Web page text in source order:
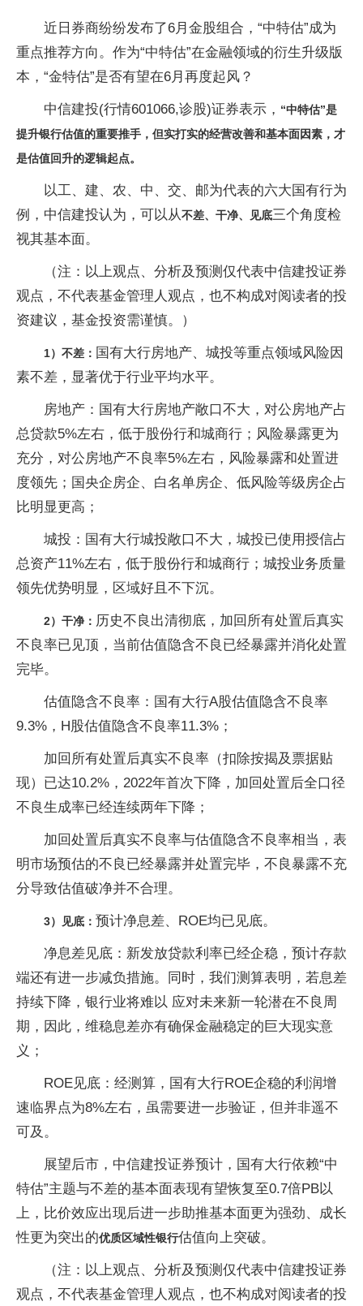
近日券商纷纷发布了6月金股组合，“中特估”成为
重点推荐方向。作为“中特估”在金融领域的衍生升级版
本，“金特估”是否有望在6月再度起风？
中信建投(行情601066,诊股)证券表示， “中特估”是
提升银行估值的重要推手，但实打实的经营改善和基本面因素，才
是估值回升的逻辑起点。
以工、建、农、中、交、邮为代表的六大国有行为
例，中信建投认为，可以从不差、干净、见底三个角度检
视其基本面。
（注：以上观点、分析及预测仅代表中信建投证券
观点，不代表基金管理人观点，也不构成对阅读者的投
资建议，基金投资需谨慎。）
1）不差： 国有大行房地产、城投等重点领域风险因
素不差，显著优于行业平均水平。
房地产：国有大行房地产敞口不大，对公房地产占
总贷款5%左右，低于股份行和城商行；风险暴露更为
充分，对公房地产不良率5%左右，风险暴露和处置进
度领先；国央企房企、白名单房企、低风险等级房企占
比明显更高；
城投：国有大行城投敞口不大，城投已使用授信占
总资产11%左右，低于股份行和城商行；城投业务质量
领先优势明显，区域好且不下沉。
2）干净： 历史不良出清彻底，加回所有处置后真实
不良率已见顶，当前估值隐含不良已经暴露并消化处置
完毕。
估值隐含不良率：国有大行A股估值隐含不良率
9.3%，H股估值隐含不良率11.3%；
加回所有处置后真实不良率（扣除按揭及票据贴
现）已达10.2%，2022年首次下降，加回处置后全口径
不良生成率已经连续两年下降；
加回处置后真实不良率与估值隐含不良率相当，表
明市场预估的不良已经暴露并处置完毕，不良暴露不充
分导致估值破净并不合理。
3） 见底： 预计净息差、ROE均已见底。
净息差见底：新发放贷款利率已经企稳，预计存款
端还有进一步减负措施。同时，我们测算表明，若息差
持续下降，银行业将难以 应对未来新一轮潜在不良周
期，因此，维稳息差亦有确保金融稳定的巨大现实意
义；
ROE见底：经测算，国有大行ROE企稳的利润增
速临界点为8%左右，虽需要进一步验证，但并非遥不
可及。
展望后市，中信建投证券预计，国有大行依赖“中
特估”主题与不差的基本面表现有望恢复至0.7倍PB以
上，比价效应出现后进一步助推基本面更为强劲、成长
性更为突出的优质区域性银行估值向上突破。
（注：以上观点、分析及预测仅代表中信建投证券
观点，不代表基金管理人观点，也不构成对阅读者的投